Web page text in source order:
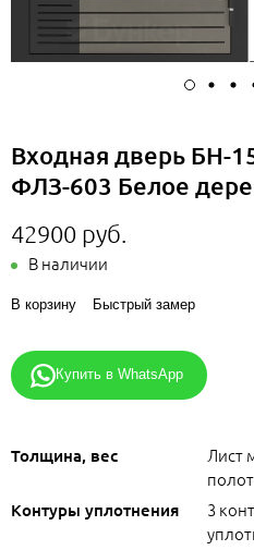
Входная дверь БН-
ФЛЗ-603 Белое
42900 руб.
В наличии
В корзину Быстрый замер
Купить в WhatsApp
Толщина, вес
Лист
Контуры уплотнения
3